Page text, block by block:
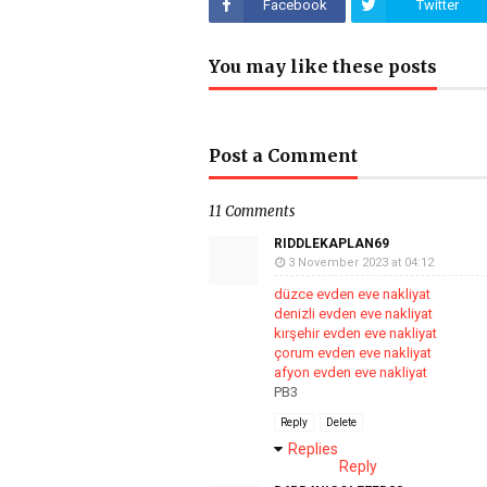
Facebook Twitter
You may like these posts
Post a Comment
11 Comments
RIDDLEKAPLAN69
3 November 2023 at 04:12
düzce evden eve nakliyat
denizli evden eve nakliyat
kırşehir evden eve nakliyat
çorum evden eve nakliyat
afyon evden eve nakliyat
PB3
Reply Delete
Replies
Reply